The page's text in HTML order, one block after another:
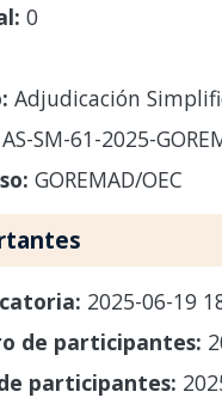
0
Adjudicación
AS-SM-61-2025-
GOREMAD/OEC
2025-06-19
de participantes:
participantes: